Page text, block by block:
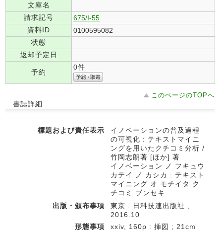
文庫名
請求記号
675/I-55
資料ID
0100595082
状態
返却予定日
予約
0件
このページのTOPへ
書誌詳細
標題および責任表示
イノベーションの普及過程
の可視化 : テキストマイニ
ングを用いたクチコミ分析 /
竹岡志朗著 [ほか] 著
イノベーション ノ フキュウ
カテイ ノ カシカ : テキスト
マイニング オ モチイタ ク
チコミ ブンセキ
出版・頒布事項
東京 : 日科技連出版社 ,
2016.10
形態事項
xxiv, 160p : 挿図 ; 21cm